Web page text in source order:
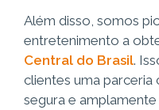
Além disso, somos
entretenimento a
Central do Brasil.
clientes uma parceria
segura e